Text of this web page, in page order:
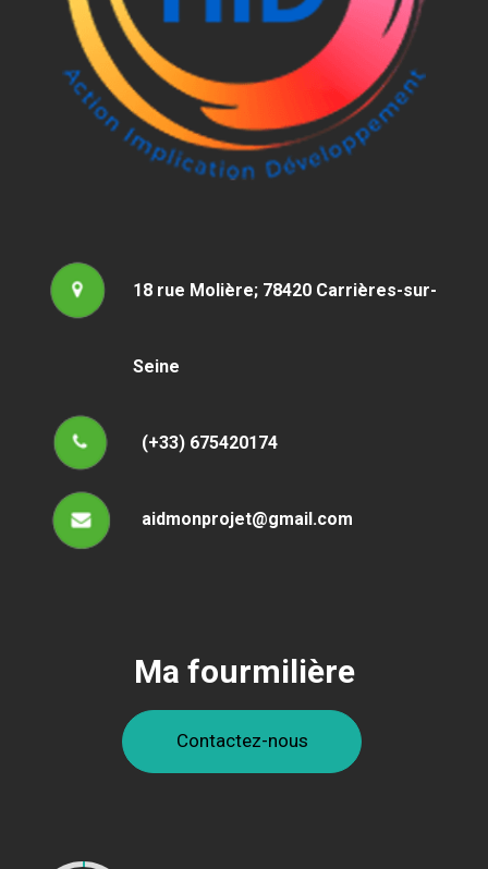
18 rue Molière; 78420 Carrières-sur-
Seine
(+33) 675420174
aidmonprojet@gmail.com
Ma fourmilière
Contactez-nous